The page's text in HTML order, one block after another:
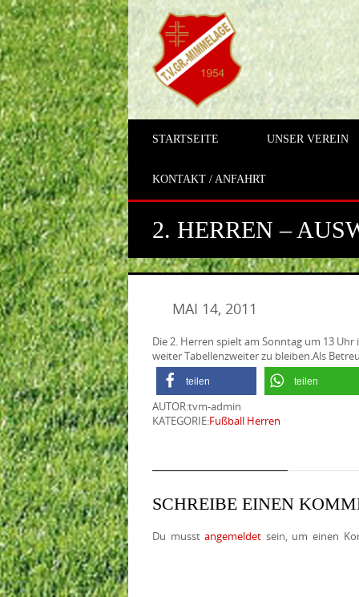
STARTSEITE UNSER VEREIN
KONTAKT / ANFAHRT
2. HERREN –
MAI 14, 2011
Die 2. Herren spielt am Sonntag um 13
weiter Tabellenzweiter zu bleiben.Als
teilen teilen
AUTOR:tvm-admin
KATEGORIE:Fußball Herren
SCHREIBE EINEN
Du musstangemeldet sein, um einen